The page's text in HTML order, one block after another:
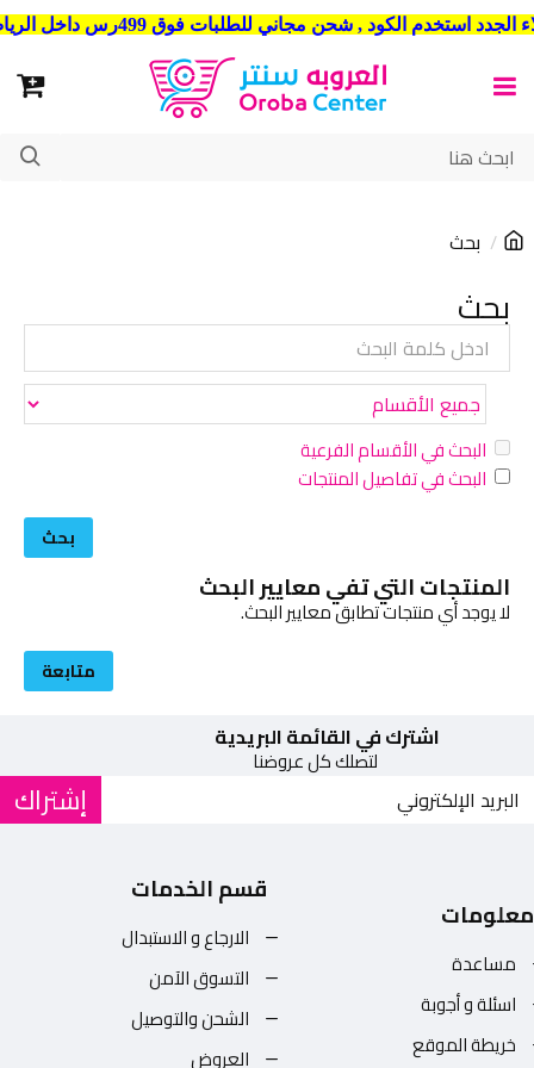
شحن مجاني للطلبات فوق 499رس داخل الرياض . وشحن الي جميع مدن المملكة العربية السعودية
بحث
بحث
البحث في الأقسام الفرعية
البحث في تفاصيل المنتجات
بحث
المنتجات التي تفي معايير البحث
لا يوجد أي منتجات تطابق معايير البحث.
متابعة
اشترك في القائمة البريدية
لتصلك كل عروضنا
إشتراك
معلومات
مساعدة
اسئلة و أجوبة
خريطة الموقع
قسم الخدمات
الارجاع و الاستبدال
التسوق الآمن
الشحن والتوصيل
العروض